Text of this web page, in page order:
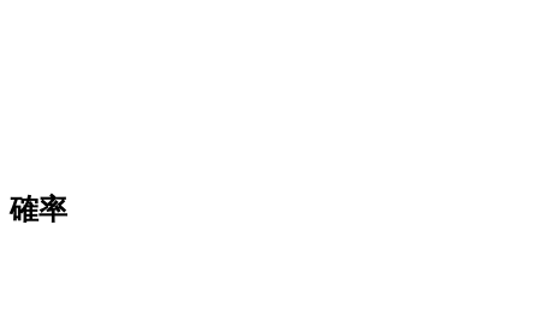
確率